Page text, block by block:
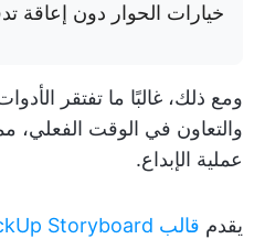
خيارات الحوار دون إعاقة
ومع ذلك، غالبًا ما تفتقر
والتعاون في الوقت الفعلي،
عملية الإبداع.
يقدم قالب ClickUp Storyboard